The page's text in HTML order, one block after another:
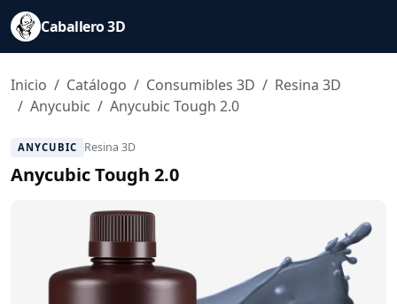
Caballero 3D
Inicio Catálogo Consumibles 3D
Resina 3D
Anycubic
Anycubic Tough 2.0
ANYCUBIC Resina 3D
Anycubic Tough 2.0